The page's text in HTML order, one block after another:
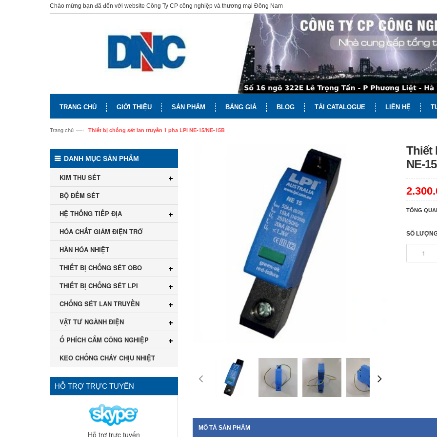
Chào mừng bạn đã đến với website Công Ty CP công nghiệp và thương mại Đông Nam
TRANG CHỦ GIỚI THIỆU SẢN PHẨM BẢNG GIÁ BLOG TẢI CATALOGUE LIÊN HỆ
Trang chủ —› Thiết bị chống sét lan truyền 1 pha LPI NE-15/NE-15B
Thiết
NE-
TỔNG
SỐ
MÔ TẢ SẢN PHẨM
DANH MỤC SẢN PHẨM
KIM THU SÉT
BỘ ĐẾM SÉT
HỆ THỐNG TIẾP ĐỊA
HÓA CHẤT GIẢM ĐIỆN TRỞ
HÀN HÓA NHIỆT
THIẾT BỊ CHỐNG SÉT OBO
THIẾT BỊ CHỐNG SÉT LPI
CHỐNG SÉT LAN TRUYỀN
VẬT TƯ NGÀNH ĐIỆN
Ổ PHÍCH CẮM CÔNG NGHIỆP
KEO CHỐNG CHÁY CHỊU NHIỆT
HỖ TRỢ TRỰC TUYẾN
Hỗ trợ trực tuyến